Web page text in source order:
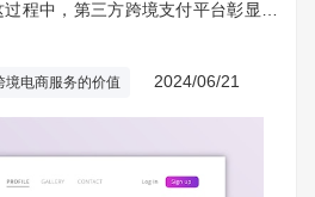
程中，第三方跨境支付平台彰显了
易便利化和改善用户体验方面发挥
境电商服务的价值 2024/06/21